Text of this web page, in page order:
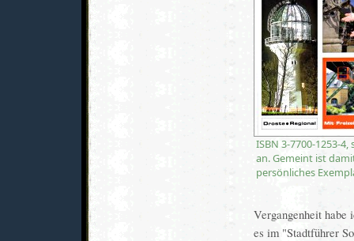
ISBN 3-7700-1253-
an. Gemeint ist
persönliches
Vergangenheit
es im "Stadtführer